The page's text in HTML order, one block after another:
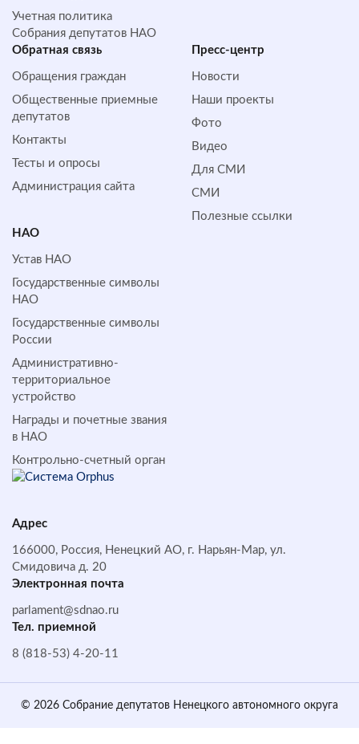
Учетная политика
Собрания депутатов НАО
Обратная cвязь
Обращения граждан
Общественные приемные
депутатов
Контакты
Тесты и опросы
Администрация сайта
Пресс-центр
Новости
Наши проекты
Фото
Видео
Для СМИ
СМИ
Полезные ссылки
НАО
Устав НАО
Государственные символы
НАО
Государственные символы
России
Административно-
территориальное
устройство
Награды и почетные звания
в НАО
Контрольно-счетный орган
Адрес
166000, Россия, Ненецкий АО, г. Нарьян-Мар, ул.
Смидовича д. 20
Электронная почта
parlament@sdnao.ru
Тел. приемной
8 (818-53) 4-20-11
© 2026 Собрание депутатов Ненецкого автономного округа